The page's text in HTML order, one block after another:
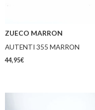
ZUECO MARRON
AUTENTI 355 MARRON
44,95€